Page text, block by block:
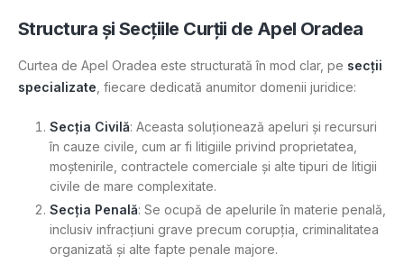
Structura și Secțiile Curții de Apel Oradea
Curtea de Apel Oradea este structurată în mod clar, pe secții
specializate , fiecare dedicată anumitor domenii juridice:
Secția Civilă: Aceasta soluționează apeluri și recursuri
în cauze civile, cum ar fi litigiile privind proprietatea,
moștenirile, contractele comerciale și alte tipuri de litigii
civile de mare complexitate.
Secția Penală: Se ocupă de apelurile în materie penală,
inclusiv infracțiuni grave precum corupția, criminalitatea
organizată și alte fapte penale majore.